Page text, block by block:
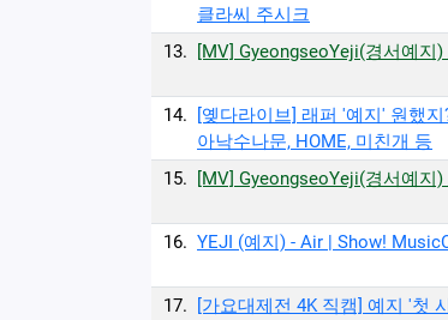
클라씨 주시크
13.
[MV] GyeongseoYeji(경서예지
14.
[옞다라이브] 래퍼 '예지' 원했
아낙수나문, HOME, 미친개 등
15.
[MV] GyeongseoYeji(경서예
16. YEJI (예지) - Air | Show!
17.
[가요대제전 4K 직캠] 예지 '첫